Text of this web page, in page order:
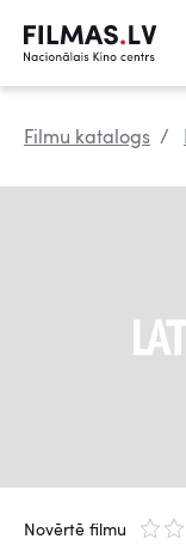
Filmu katalogs
Novērtē filmu